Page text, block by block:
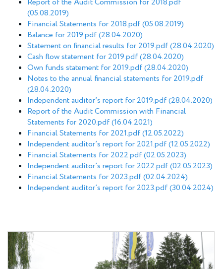
(05.08.2019)
Financial Statements for 2018.pdf (05.08.2019)
Balance for 2019.pdf (28.04.2020)
Statement on financial results for 2019.pdf(28.04.2020)
Cash flow statement for 2019.pdf(28.04.2020)
Own funds statement for 2019.pdf(28.04.2020)
Notes to the annual financial statements for 2019.pdf
(28.04.2020)
Independent auditor’s report for 2019.pdf(28.04.2020)
Report of the Audit Commission with Financial
Statements for 2020.pdf (16.04.2021)
Financial Statements for 2021.pdf (12.05.2022)
Independent auditor’s report for 2021.pdf (12.05.2022)
Financial Statements for 2022.pdf (02.05.2023)
Independent auditor’s report for 2022.pdf (02.05.2023)
Financial Statements for 2023.pdf (02.04.2024)
Independent auditor’s report for 2023.pdf (30.04.2024)